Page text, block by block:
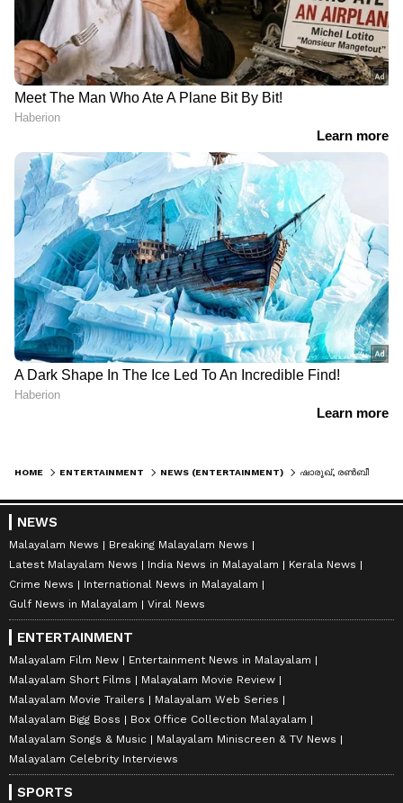
HOME ENTERTAINMENT NEWS (ENTERTAINMENT)
NEWS
Malayalam News
Breaking Malayalam News
Latest Malayalam News
India News in Malayalam
Kerala News
Crime News
International News in Malayalam
Gulf News in Malayalam
Viral News
ENTERTAINMENT
Malayalam Film New
Entertainment News in Malayalam
Malayalam Short Films
Malayalam Movie Review
Malayalam Movie Trailers
Malayalam Web Series
Malayalam Bigg Boss
Box Office Collection Malayalam
Malayalam Songs & Music
Malayalam Miniscreen & TV News
Malayalam Celebrity Interviews
SPORTS